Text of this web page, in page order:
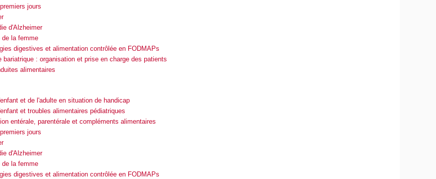
jours
d'Alzheimer
de la femme
digestives et alimentation contrôlée en FODMAPs
bariatrique : organisation et prise en charge des patients
alimentaires
et de l'adulte en situation de handicap
et troubles alimentaires pédiatriques
entérale, parentérale et compléments alimentaires
jours
d'Alzheimer
de la femme
digestives et alimentation contrôlée en FODMAPs